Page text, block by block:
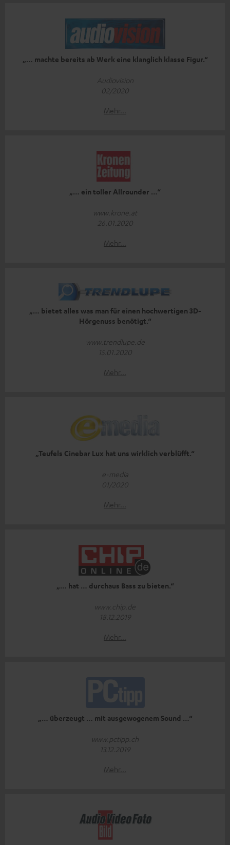
„… machte bereits ab Werk eine klanglich klasse Figur.“
Audiovision
02/2020
Mehr...
„… ein toller Allrounder …“
www.krone.at
26.01.2020
Mehr...
„… bietet alles was man für einen hochwertigen 3D-
Hörgenuss benötigt.“
www.trendlupe.de
15.01.2020
Mehr...
„Teufels Cinebar Lux hat uns wirklich verblüfft.“
e-media
01/2020
Mehr...
„… hat … durchaus Bass zu bieten.“
www.chip.de
18.12.2019
Mehr...
„… überzeugt … mit ausgewogenem Sound …“
www.pctipp.ch
13.12.2019
Mehr...